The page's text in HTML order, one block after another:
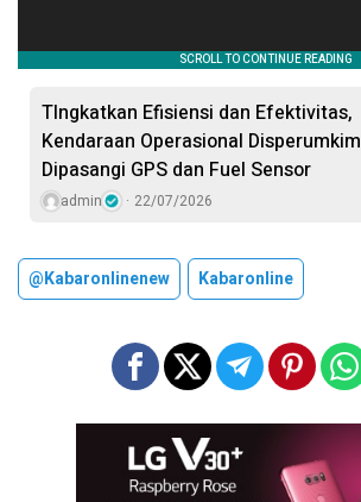
TIngkatkan Efisiensi dan Efektivitas,
Kendaraan Operasional Disperumkim
Dipasangi GPS dan Fuel Sensor
admin 22/07/2026
@kabaronlinenew Kabaronline